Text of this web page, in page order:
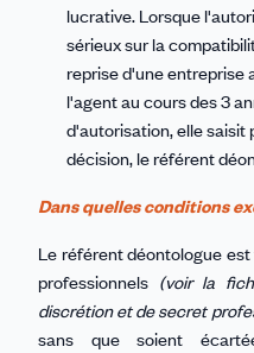
lucrative. Lorsque
sérieux sur la
reprise d'une entreprise
l'agent au cours des 3
d'autorisation, elle saisit
décision, le référent
Dans quelles conditions
Le référent déontologue
professionnels (voir la
discrétion et de secret
sans que soient